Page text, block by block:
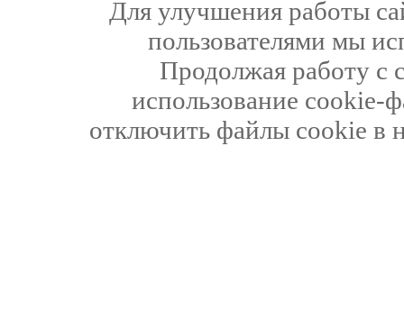
Для улучшения работы
пользователями мы
Продолжая работу с
использование cookie-
отключить файлы cookie в